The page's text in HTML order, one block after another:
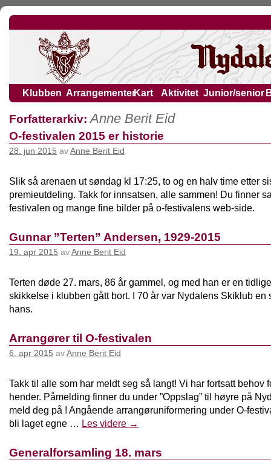
Klubben ArrangementerKart Aktivitet Junior/senior
Forfatterarkiv:Anne Berit Eid
O-festivalen 2015 er historie
28. jun 2015 avAnne Berit Eid
Slik så arenaen ut søndag kl 17:25, to og en halv time etter
premieutdeling. Takk for innsatsen, alle sammen! Du finner
festivalen og mange fine bilder på o-festivalens web-side.
Gunnar ”Terten” Andersen, 1929-2015
19. apr 2015 avAnne Berit Eid
Terten døde 27. mars, 86 år gammel, og med han er en
skikkelse i klubben gått bort. I 70 år var Nydalens Skiklub en
hans.
Arrangører til O-festivalen
6. apr 2015 avAnne Berit Eid
Takk til alle som har meldt seg så langt! Vi har fortsatt behov
hender. Påmelding finner du under ”Oppslag” til høyre på
meld deg på ! Angående arrangøruniformering under O-
bli laget egne … Les videre →
Generalforsamling 18. mars